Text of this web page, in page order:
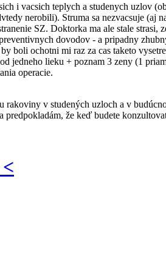
i vacsich teplych a studenych uzlov
nerobili). Struma sa nezvacsuje (aj
SZ. Doktorka ma ale stale strasi,
dovodov - a pripadny
boli ochotni mi raz za cas taketo
jedneho lieku + poznam 3 zeny (1
operacie.
v studených uzloch a v
predpokladám, že keď budete